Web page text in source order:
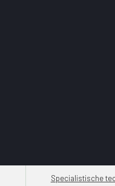
Specialistische